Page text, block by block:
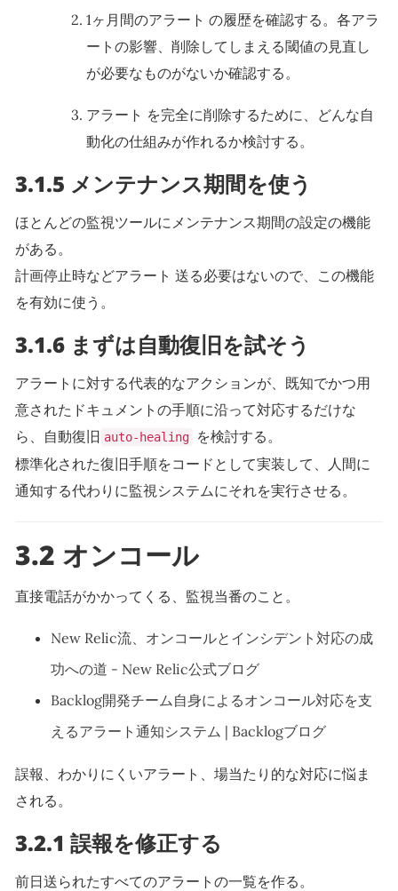
1ヶ月間のアラート の履歴を確認する。各アラ
ートの影響、削除してしまえる閾値の見直し
が必要なものがないか確認する。
アラート を完全に削除するために、どんな自
動化の仕組みが作れるか検討する。
3.1.5 メンテナンス期間を使う
ほとんどの監視ツールにメンテナンス期間の設定の機能
がある。
計画停止時などアラート 送る必要はないので、この機能
を有効に使う。
3.1.6 まずは自動復旧を試そう
アラートに対する代表的なアクションが、既知でかつ用
意されたドキュメントの手順に沿って対応するだけな
ら、自動復旧 auto-healing
を検討する。
標準化された復旧手順をコードとして実装して、人間に
通知する代わりに監視システムにそれを実行させる。
3.2 オンコール
直接電話がかかってくる、監視当番のこと。
New Relic流、オンコールとインシデント対応の成
功への道 - New Relic公式ブログ
Backlog開発チーム自身によるオンコール対応を支
えるアラート通知システム | Backlogブログ
誤報、わかりにくいアラート、場当たり的な対応に悩ま
される。
3.2.1 誤報を修正する
前日送られたすべてのアラートの一覧を作る。